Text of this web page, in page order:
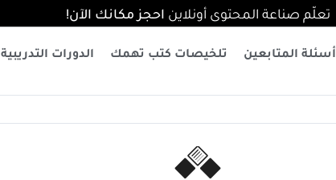
تعلّم صناعة المحتوى أونلاين احجز مكانك الآن!
أسئلة المتابعين تلخيصات كتب تهمك الدورات التدريبية